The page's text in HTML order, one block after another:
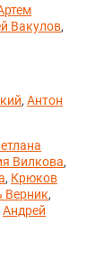
Вакулов,
,Антон
Вилкова,
, Крюков
Верник,
Андрей